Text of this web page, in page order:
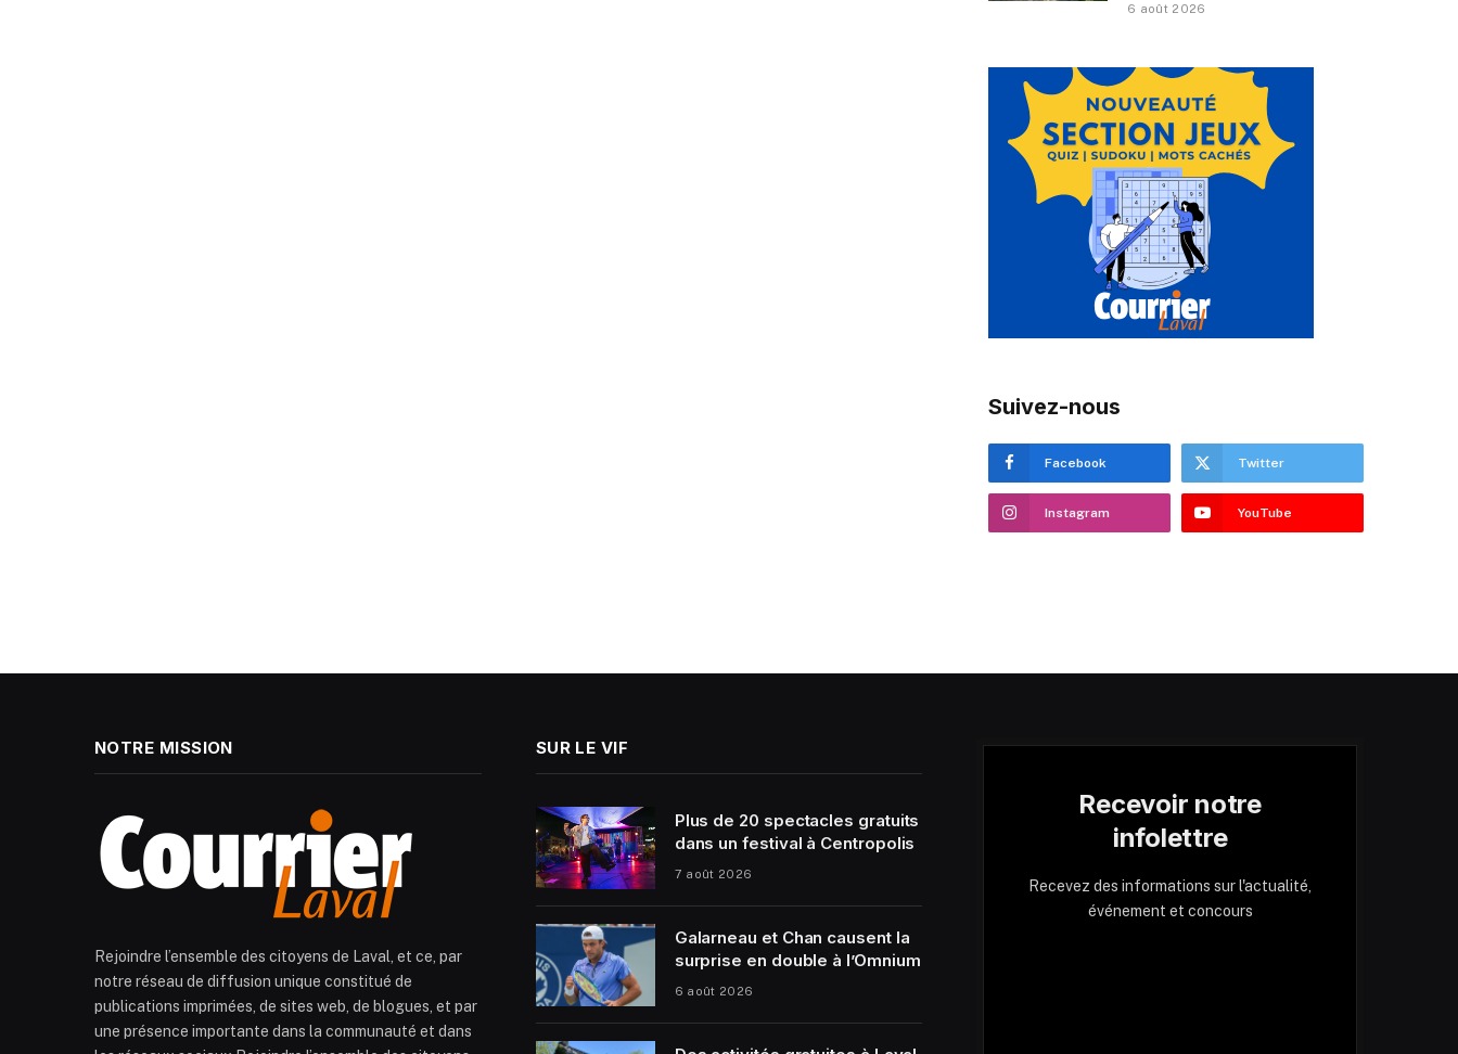
6 août 2026
Suivez-nous
Facebook Twitter
Instagram YouTube
NOTRE MISSION
Rejoindre l’ensemble des citoyens de Laval, et ce, par
notre réseau de diffusion unique constitué de
publications imprimées, de sites web, de blogues, et par
une présence importante dans la communauté et dans
SUR LE VIF
Plus de 20 spectacles gratuits
dans un festival à Centropolis
7 août 2026
Galarneau et Chan causent la
surprise en double à l’Omnium
6 août 2026
Recevoir notre
infolettre
Recevez des informations sur l'actualité,
événement et concours